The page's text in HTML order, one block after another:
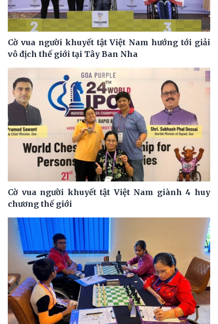
Cờ vua người khuyết tật Việt Nam hướng tới giải
vô địch thế giới tại Tây Ban Nha
Cờ vua người khuyết tật Việt Nam giành 4 huy
chương thế giới